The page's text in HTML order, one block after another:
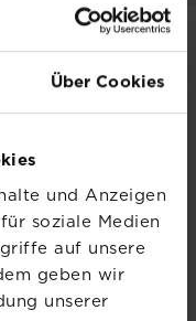
Über Cookies
und Anzeigen
soziale Medien
auf unsere
geben wir
unserer
erhalte
und